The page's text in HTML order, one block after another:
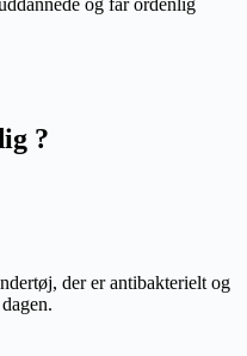
?
der er antibakterielt og